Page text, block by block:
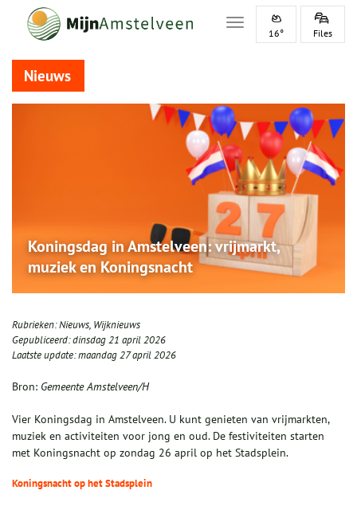
Toggle navigation
16° Files
Nieuws
Koningsdag in Amstelveen: vrijmarkt,
muziek en Koningsnacht
Rubrieken:Nieuws, Wijknieuws
Gepubliceerd:dinsdag 21 april 2026
Laatste update:maandag 27 april 2026
Bron: Gemeente Amstelveen/H
Vier Koningsdag in Amstelveen. U kunt genieten van vrijmarkten,
muziek en activiteiten voor jong en oud. De festiviteiten starten
met Koningsnacht op zondag 26 april op het Stadsplein.
Koningsnacht op het Stadsplein